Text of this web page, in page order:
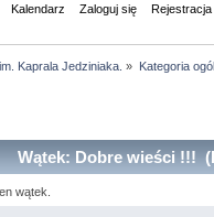
Kalendarz Zaloguj się Rejestracja
Kaprala Jedziniaka. » Kategoria
Wątek: Dobre wieści !!!
wątek.